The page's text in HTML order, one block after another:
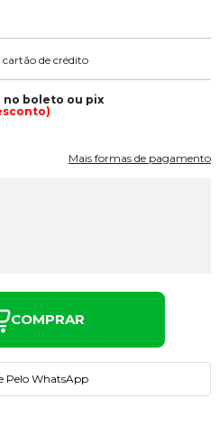
de crédito
no boleto ou pix
Mais formas de pagamento
COMPRAR
Pelo WhatsApp